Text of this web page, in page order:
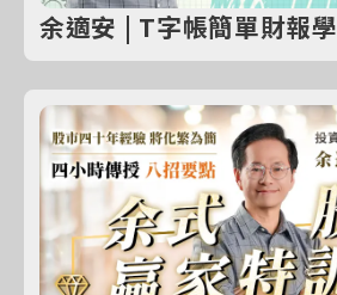
余適安 | T字帳簡單財報學